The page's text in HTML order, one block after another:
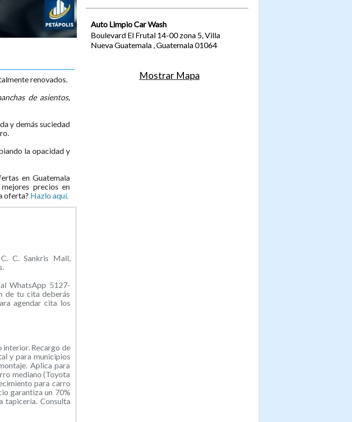
renovados.
de asientos,
y demás suciedad
la opacidad y
en Guatemala
precios en
oferta? Hazlo aquí.
C. Sankris Mall,
WhatsApp 5127-
de tu cita deberás
agendar cita los
interior. Recargo de
y para municipios
Aplica para
mediano (Toyota
para carro
garantiza un 70%
tapicería. Consulta
Auto Limpio Car Wash
Boulevard El Frutal 14-00 zona 5, Villa
NuevaGuatemala,Guatemala01064
Mostrar Mapa